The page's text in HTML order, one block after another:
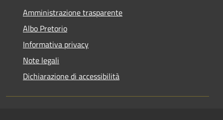
Amministrazione trasparente
Albo Pretorio
Informativa privacy
Note legali
Dichiarazione di accessibilità